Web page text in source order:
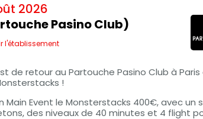
2026
Pasino Club)
l'établissement
de retour au Partouche Pasino Club à Paris
!
Main Event le Monsterstacks 400€, avec un
des niveaux de 40 minutes et 4 flight